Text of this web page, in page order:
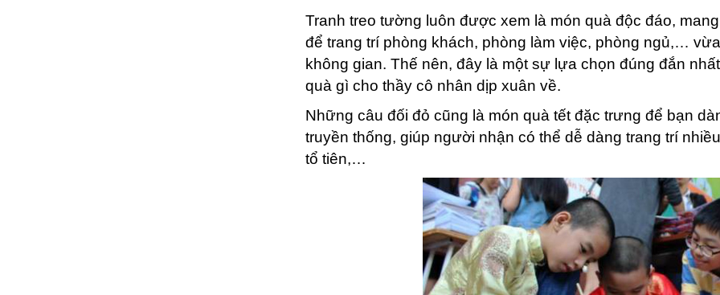
Tranh treo tường luôn được xem là món quà độc đáo,
để trang trí phòng khách, phòng làm việc, phòng ngủ,…
không gian. Thế nên, đây là một sự lựa chọn đúng đắn
quà gì cho thầy cô nhân dịp xuân về.
Những câu đối đỏ cũng là món quà tết đặc trưng để bạn
truyền thống, giúp người nhận có thể dễ dàng trang trí
tổ tiên,…